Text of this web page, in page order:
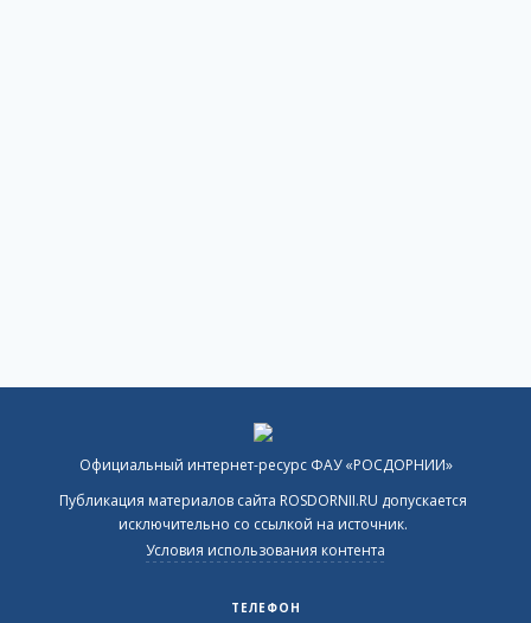
Официальный интернет-ресурс ФАУ «РОСДОРНИИ»
Публикация материалов сайта ROSDORNII.RU допускается
исключительно со ссылкой на источник.
Условия использования контента
ТЕЛЕФОН